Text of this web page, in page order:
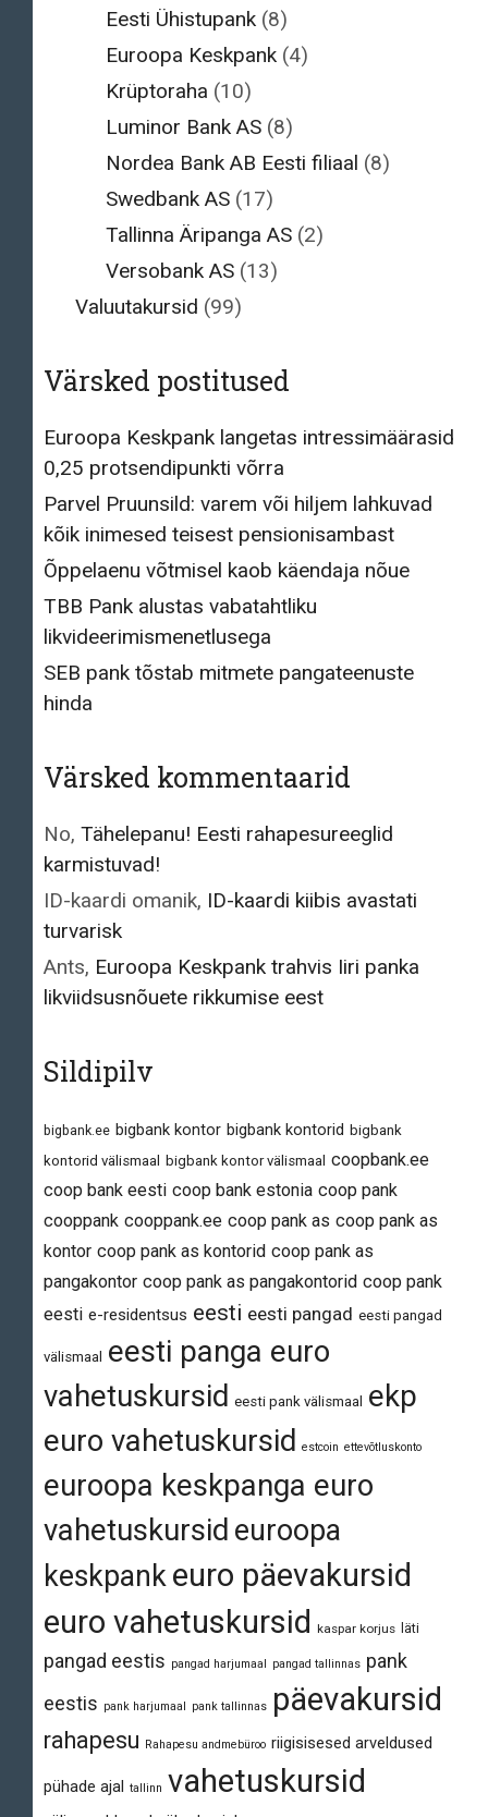
Eesti Ühistupank (8)
Euroopa Keskpank (4)
Krüptoraha (10)
Luminor Bank AS (8)
Nordea Bank AB Eesti filiaal (8)
Swedbank AS (17)
Tallinna Äripanga AS (2)
Versobank AS (13)
Valuutakursid (99)
Värsked postitused
Euroopa Keskpank langetas intressimäärasid
0,25 protsendipunkti võrra
Parvel Pruunsild: varem või hiljem lahkuvad
kõik inimesed teisest pensionisambast
Õppelaenu võtmisel kaob käendaja nõue
TBB Pank alustas vabatahtliku
likvideerimismenetlusega
SEB pank tõstab mitmete pangateenuste
hinda
Värsked kommentaarid
No, Tähelepanu! Eesti rahapesureeglid
karmistuvad!
ID-kaardi omanik, ID-kaardi kiibis avastati
turvarisk
Ants, Euroopa Keskpank trahvis Iiri panka
likviidsusnõuete rikkumise eest
Sildipilv
bigbank.ee bigbank kontor bigbank kontorid bigbank
kontorid välismaal
bigbank kontor välismaal coopbank.ee
coop bank eesti coop bank estonia coop pank
cooppank cooppank.ee coop pank as coop pank as
kontor coop pank as kontorid coop pank as
pangakontor coop pank as pangakontorid coop pank
eesti e-residentsus eesti eesti pangad eesti pangad
välismaal eesti panga euro
vahetuskursid eesti pank välismaal ekp
euro vahetuskursid
estcoin ettevõtluskonto
euroopa keskpanga euro
vahetuskursid euroopa
keskpankeuro päevakursid
euro vahetuskursid
kaspar korjus läti
pangad eestis pangad harjumaal pangad tallinnas pank
eestis pank harjumaal pank tallinnas päevakursid
rahapesu Rahapesu andmebüroo riigisisesed arveldused
pühade ajal tallinn vahetuskursid